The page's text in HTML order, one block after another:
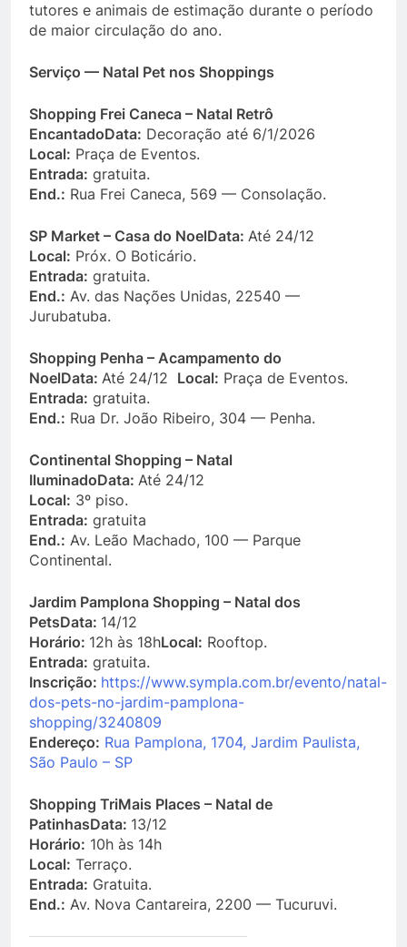
tutores e animais de estimação durante o período
de maior circulação do ano.
Serviço — Natal Pet nos Shoppings
Shopping Frei Caneca – Natal Retrô
EncantadoData: Decoração até 6/1/2026
Local: Praça de Eventos.
Entrada: gratuita.
End.: Rua Frei Caneca, 569 — Consolação.
SP Market – Casa do NoelData: Até 24/12
Local: Próx. O Boticário.
Entrada: gratuita.
End.: Av. das Nações Unidas, 22540 —
Jurubatuba.
Shopping Penha – Acampamento do
NoelData: Até 24/12 Local: Praça de Eventos.
Entrada: gratuita.
End.: Rua Dr. João Ribeiro, 304 — Penha.
Continental Shopping – Natal
IluminadoData: Até 24/12
Local: 3º piso.
Entrada: gratuita
End.: Av. Leão Machado, 100 — Parque
Continental.
Jardim Pamplona Shopping – Natal dos
PetsData: 14/12
Horário: 12h às 18hLocal: Rooftop.
Entrada: gratuita.
Inscrição: https://www.sympla.com.br/evento/natal-
dos-pets-no-jardim-pamplona-
shopping/3240809
Endereço: Rua Pamplona, 1704, Jardim Paulista,
São Paulo – SP
Shopping TriMais Places – Natal de
PatinhasData: 13/12
Horário: 10h às 14h
Local: Terraço.
Entrada: Gratuita.
End.: Av. Nova Cantareira, 2200 — Tucuruvi.